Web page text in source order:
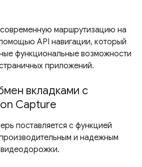
маршрутизацию на
API навигации, который
функциональные возможности
приложений.
вкладками с
Capture
поставляется с функцией
и надежным